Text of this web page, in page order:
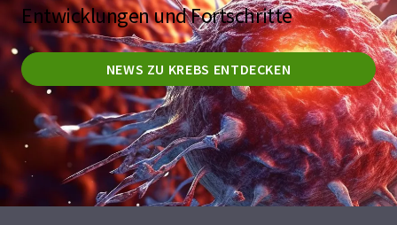
Entwicklungen und Fortschritte
NEWS ZU KREBS ENTDECKEN